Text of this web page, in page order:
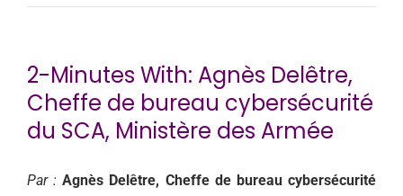
2-Minutes With: Agnès Delêtre,
Cheffe de bureau cybersécurité
du SCA, Ministère des Armée
Par :Agnès Delêtre, Cheffe de bureau cybersécurité